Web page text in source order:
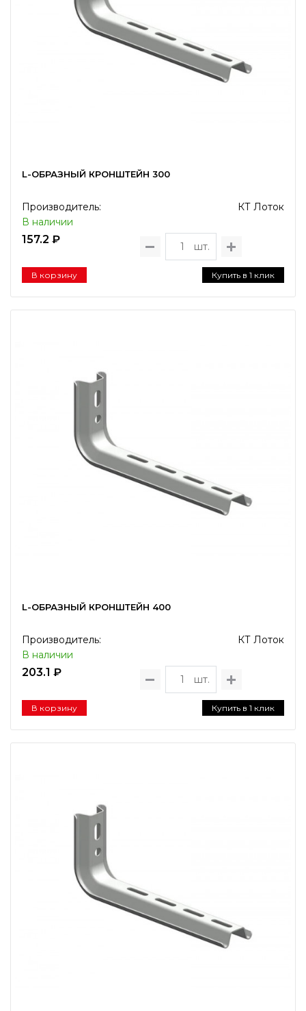
L-ОБРАЗНЫЙ КРОНШТЕЙН 300
Производитель:
КТ Лоток
В наличии
157.2 ₽
шт.
В корзину Купить в 1 клик
L-ОБРАЗНЫЙ КРОНШТЕЙН 400
Производитель:
КТ Лоток
В наличии
203.1 ₽
шт.
В корзину Купить в 1 клик